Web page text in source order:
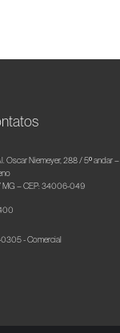
Oscar Niemeyer, 288 / 5º andar –
MG – CEP: 34006-049
- Comercial